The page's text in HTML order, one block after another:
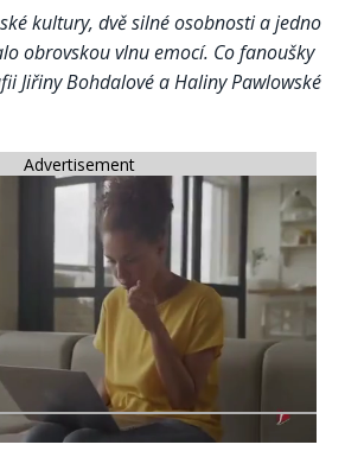
kultury, dvě silné osobnosti a jedno
obrovskou vlnu emocí. Co fanoušky
Jiřiny Bohdalové a Haliny Pawlowské
Advertisement